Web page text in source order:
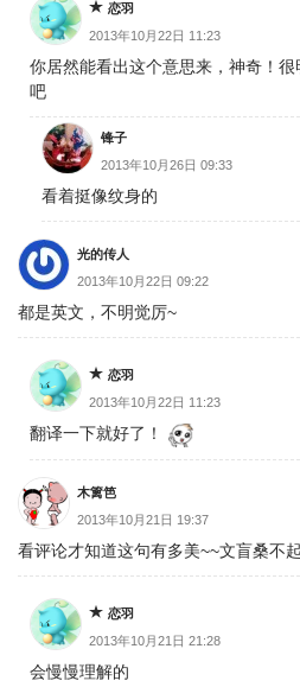
恋羽
2013年10月22日 11:23
你居然能看出这个意思来，神奇！
吧
锋子
2013年10月26日 09:33
看着挺像纹身的
光的传人
2013年10月22日 09:22
都是英文，不明觉厉~
恋羽
2013年10月22日 11:23
翻译一下就好了！
木篱笆
2013年10月21日 19:37
看评论才知道这句有多美~~文盲桑不起
恋羽
2013年10月21日 21:28
会慢慢理解的